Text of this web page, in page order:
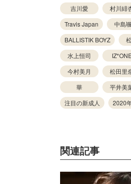
吉川愛
村川緋
Travis Japan
中島
BALLISTIK BOYZ
水上恒司
今村美月
松田里
華
平井美
注目の新成人
2020
関連記事